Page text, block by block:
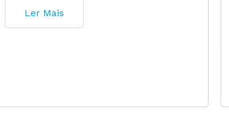
Ler Mais